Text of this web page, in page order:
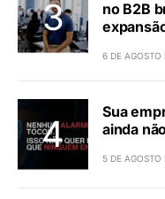
no B2B
6 DE AGOSTO
Sua
ainda
5 DE AGOSTO